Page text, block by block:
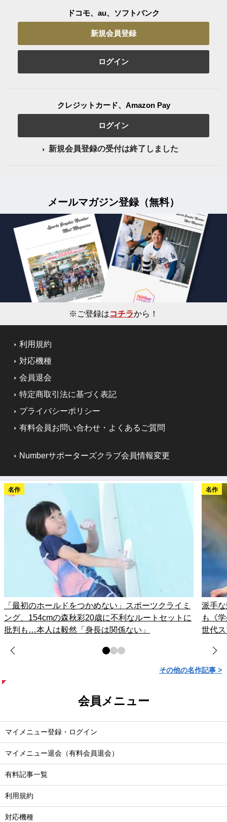
ドコモ、au、ソフトバンク
新規会員登録
ログイン
クレジットカード、Amazon Pay
ログイン
新規会員登録の受付は終了しました
メールマガジン登録（無料）
※ご登録はコチラから！
利用規約
対応機種
会員退会
特定商取引法に基づく表記
プライバシーポリシー
有料会員お問い合わせ・よくあるご質問
Numberサポーターズクラブ会員情報変更
名作
「最初のホールドをつかめない」スポーツクライミ
ング、154cmの森秋彩20歳に不利なルートセットに
批判も…本人は毅然「身長は関係ない」
名作
派手
も《
世代
その他の名作記事 >
会員メニュー
マイメニュー登録・ログイン
マイメニュー退会（有料会員退会）
有料記事一覧
利用規約
対応機種